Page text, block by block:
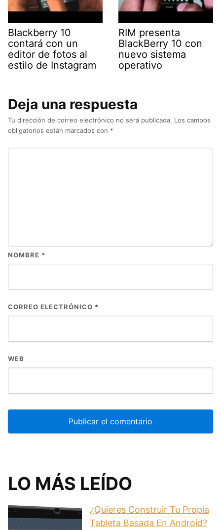
Blackberry 10
contará con un
editor de fotos al
estilo de Instagram
RIM presenta
BlackBerry 10 con
nuevo sistema
operativo
Deja una respuesta
Tu dirección de correo electrónico no será publicada. Los campos
obligatorios están marcados con *
NOMBRE *
CORREO ELECTRÓNICO *
WEB
LO MÁS LEÍDO
¿Quieres Construir Tu Propia
Tableta Basada En Android?